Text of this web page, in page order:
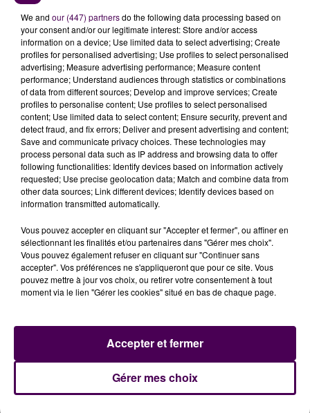
A Nogent-le-Rotrou, le programme des festivités de
fin d’année se poursuit avec, attention, quelques
modifications : en raison du mauvais temps qu’on a
connu ce samedi 15 décembre, le conte musical de
Noël avec effets pyrotechniques et le show laser
volumétrique qui devaient avoir lieu sur la place Saint-
Pol ont été repoussés d’une semaine. Nouveau
rendez-vous, donc : 17h ce 22 décembre pour leconte
et 17h30 pour le show. En parallèle, se tiendra le
marché de Noël à la salle des Colonnes, en mairie.
À LA UNE
31 juillet 2026
Gagnez vos entrées à Terra Botanica !
We and our (447) partnersdo the following data processing based on
your consent and/or our legitimate interest: Store and/or access
information on a device; Use limited data to select advertising; Create
profiles for personalised advertising; Use profiles to select personalised
advertising; Measure advertising performance; Measure content
performance; Understand audiences through statistics or combinations
of data from different sources; Develop and improve services; Create
profiles to personalise content; Use profiles to select personalised
content; Use limited data to select content; Ensure security, prevent and
detect fraud, and fix errors; Deliver and present advertising and content;
Save and communicate privacy choices. These technologies may
process personal data such as IP address and browsing data to offer
following functionalities: Identify devices based on information actively
requested; Use precise geolocation data; Match and combine data from
other data sources; Link different devices; Identify devices based on
information transmitted automatically.
Vous pouvez accepter en cliquant sur "Accepter et fermer", ou affiner en
sélectionnant les finalités et/ou partenaires dans "Gérer mes choix".
Vous pouvez également refuser en cliquant sur "Continuer sans
accepter". Vos préférences ne s'appliqueront que pour ce site. Vous
pouvez mettre à jour vos choix, ou retirer votre consentement à tout
moment via le lien "Gérer les cookies" situé en bas de chaque page.
Gérer mes choix
Accepter et fermer